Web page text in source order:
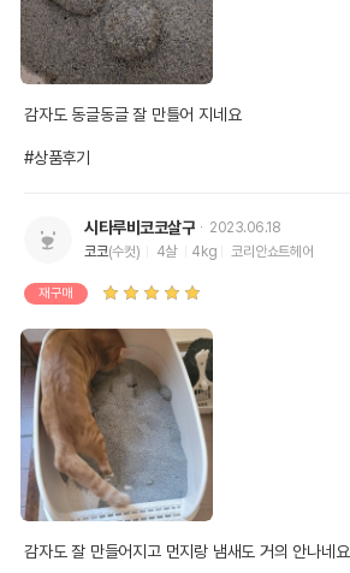
감자도 동글동글 잘 만틀어 지네요
#상품후기
시타루비코코살구
2023.06.18
코코(수컷) 4살 4kg 코리안쇼트헤어
재구매
감자도 잘 만들어지고 먼지랑 냄새도 거의 안나네요